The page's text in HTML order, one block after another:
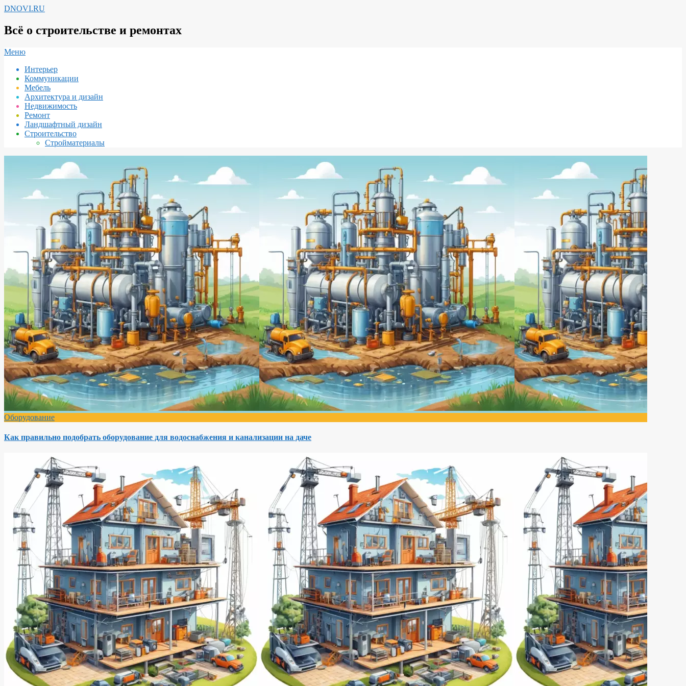
Перейти
содержимому
DNOVI.RU
Всё о строительстве и ремонтах
Вторичное
навигации
Меню
Интерьер
Коммуникации
Мебель
Архитектура и дизайн
Недвижимость
Ремонт
Ландшафтный дизайн
Строительство
Стройматериалы
Оборудование
Как правильно подобрать оборудование для водоснабжения и канализации на даче